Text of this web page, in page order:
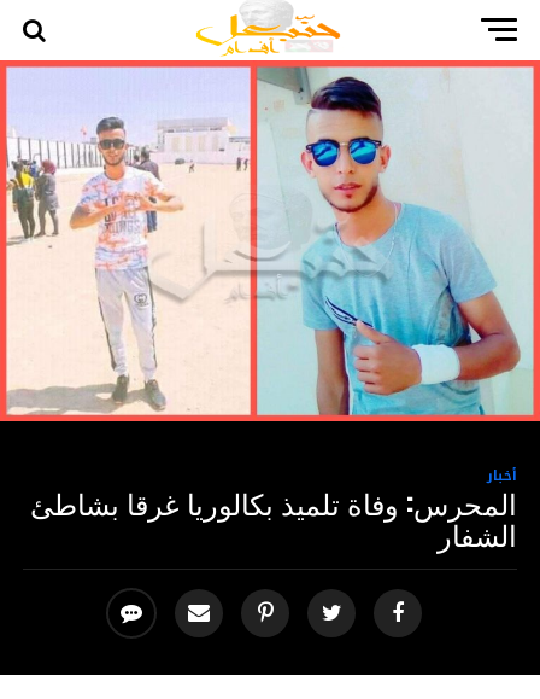
أخبار
المحرس: وفاة تلميذ بكالوريا غرقا بشاطئ
الشفار